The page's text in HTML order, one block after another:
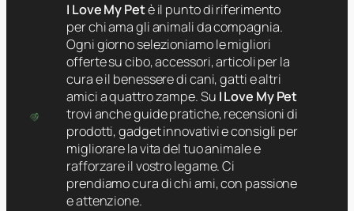
I Love My Petè il punto di riferimento
per chi ama gli animali da compagnia.
Ogni giorno selezioniamo le migliori
offerte su cibo, accessori, articoli per la
cura e il benessere di cani, gatti e altri
amici a quattro zampe. Su I Love My Pet
trovi anche guide pratiche, recensioni di
prodotti, gadget innovativi e consigli per
migliorare la vita del tuo animale e
rafforzare il vostro legame. Ci
prendiamo cura di chi ami, con passione
e attenzione.